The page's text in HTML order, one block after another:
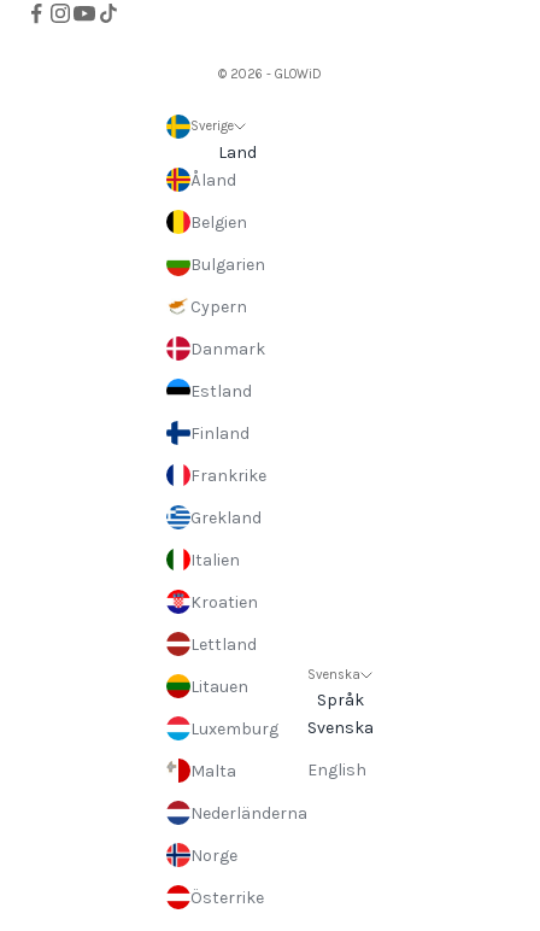
© 2026 - GLOWiD
Sverige
Land
Åland
Belgien
Bulgarien
Cypern
Danmark
Estland
Finland
Frankrike
Grekland
Italien
Kroatien
Lettland
Litauen
Luxemburg
Malta
Nederländerna
Norge
Österrike
Svenska
Språk
Svenska
English